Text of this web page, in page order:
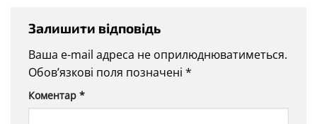
Залишити відповідь
Ваша e-mail адреса не оприлюднюватиметься.
Обов’язкові поля позначені *
Коментар *